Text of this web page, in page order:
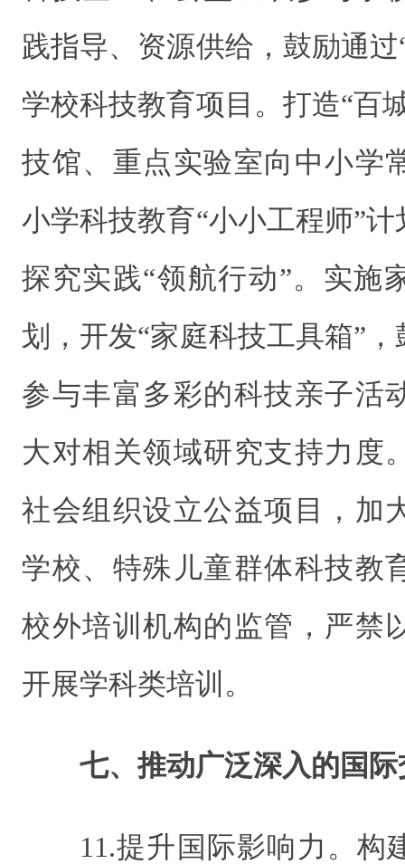
践指导、资源供给，鼓励通
学校科技教育项目。打造“百
技馆、重点实验室向中小学
小学科技教育“小小工程师”
探究实践“领航行动”。实施
划，开发“家庭科技工具箱”
参与丰富多彩的科技亲子活
大对相关领域研究支持力度
社会组织设立公益项目，加
学校、特殊儿童群体科技教
校外培训机构的监管，严禁
开展学科类培训。
七、推动广泛深入的国
11.提升国际影响力。构